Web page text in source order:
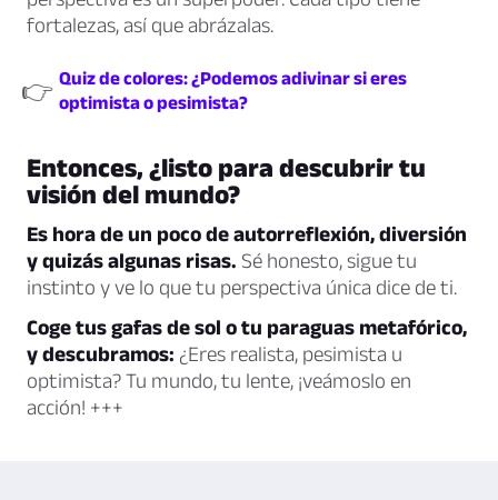
fortalezas, así que abrázalas.
👉 Quiz de colores: ¿Podemos adivinar si eres
optimista o pesimista?
Entonces, ¿listo para descubrir tu
visión del mundo?
Es hora de un poco de autorreflexión, diversión
y quizás algunas risas. Sé honesto, sigue tu
instinto y ve lo que tu perspectiva única dice de ti.
Coge tus gafas de sol o tu paraguas metafórico,
y descubramos: ¿Eres realista, pesimista u
optimista? Tu mundo, tu lente, ¡veámoslo en
acción! +++